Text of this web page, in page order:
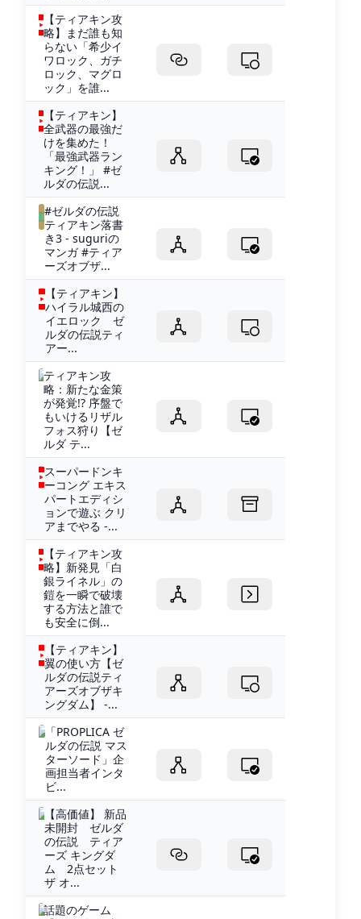
【ティアキン攻
略】まだ誰も知
らない「希少イ
ワロック、ガチ
ロック、マグロ
ック」を誰...
【ティアキン】
全武器の最強だ
けを集めた！
「最強武器ラン
キング！」 #ゼ
ルダの伝説...
#ゼルダの伝説
ティアキン落書
き3 - suguriの
マンガ #ティア
ーズオブザ...
【ティアキン】
ハイラル城西の
イエロック ゼ
ルダの伝説ティ
アー...
ティアキン攻
略：新たな金策
が発覚!? 序盤で
もいけるリザル
フォス狩り【ゼ
ルダ テ...
スーパードンキ
ーコング エキス
パートエディシ
ョンで遊ぶ クリ
アまでやる -...
【ティアキン攻
略】新発見「白
銀ライネル」の
鎧を一瞬で破壊
する方法と誰で
も安全に倒...
【ティアキン】
翼の使い方【ゼ
ルダの伝説ティ
アーズオブザキ
ングダム】 -...
「PROPLICA ゼ
ルダの伝説 マス
ターソード」企
画担当者インタ
ビ...
【高価値】 新品
未開封 ゼルダ
の伝説 ティア
ーズ キングダ
ム 2点セット
ザ オ...
話題のゲーム